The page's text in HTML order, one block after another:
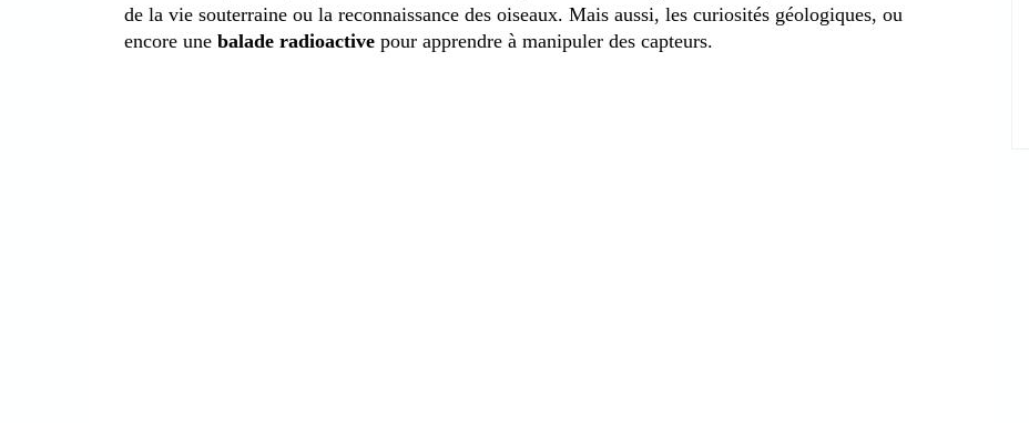
de la vie souterraine ou la reconnaissance des oiseaux. Mais aussi, les curiosités géologiques, ou
encore une balade radioactive pour apprendre à manipuler des capteurs.